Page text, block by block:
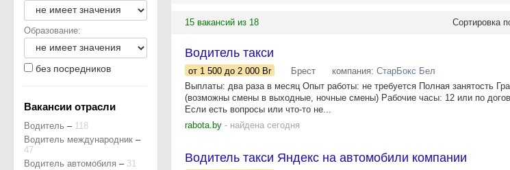
15 вакансий из 18 Сортировка
Водитель такси
от 1 500 до 2 000 Br Брест компания: СтарБокс Бел
Выплаты: два раза в месяц Опыт работы: не требуется Полная занятость
(возможны смены в выходные, ночные смены) Рабочие часы: 12 или по
Если есть вопросы или что-то не...
rabota.by - найдена сегодня
Водитель такси Яндекс на автомобили компании
Образование:
без посредников
Вакансии отрасли
Водитель – 118
Водитель международник –
47
Водитель автомобиля – 31